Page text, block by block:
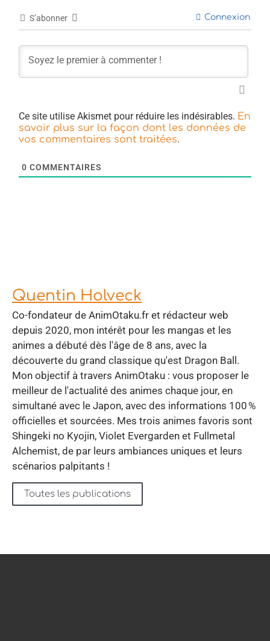
S’abonner Connexion
Ce site utilise Akismet pour réduire les indésirables. En
savoir plus sur la façon dont les données de
vos commentaires sont traitées.
0 COMMENTAIRES
Quentin Holveck
Co-fondateur de AnimOtaku.fr et rédacteur web
depuis 2020, mon intérêt pour les mangas et les
animes a débuté dès l'âge de 8 ans, avec la
découverte du grand classique qu'est Dragon Ball.
Mon objectif à travers AnimOtaku : vous proposer le
meilleur de l'actualité des animes chaque jour, en
simultané avec le Japon, avec des informations 100 %
officielles et sourcées. Mes trois animes favoris sont
Shingeki no Kyojin, Violet Evergarden et Fullmetal
Alchemist, de par leurs ambiances uniques et leurs
scénarios palpitants !
Toutes les publications